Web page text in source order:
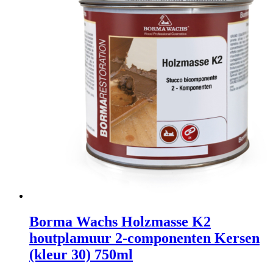
Borma Wachs Holzmasse K2
houtplamuur 2-componenten Kersen
(kleur 30) 750ml